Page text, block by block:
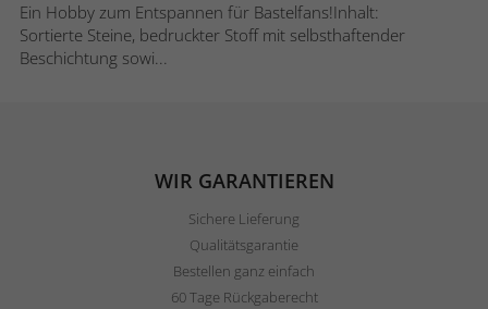
Ein Hobby zum Entspannen für Bastelfans!Inhalt:
Sortierte Steine, bedruckter Stoff mit selbsthaftender
Beschichtung sowi...
WIR GARANTIEREN
Sichere Lieferung
Qualitätsgarantie
Bestellen ganz einfach
60 Tage Rückgaberecht